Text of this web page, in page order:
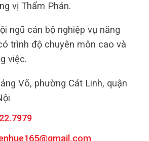
vị Thẩm Phán.
ngũ cán bộ nghiệp vụ năng
trình độ chuyên môn cao và
việc.
Võ, phường Cát Linh, quận